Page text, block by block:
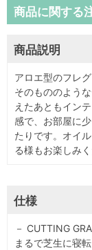
商品説明
アロエ型のフレ
そのもののよう
えたあともイン
感で、お部屋に
たりです。オイ
る様もお楽しみ
商品に関する
仕様
－ CUTTING
まるで芝生に寝